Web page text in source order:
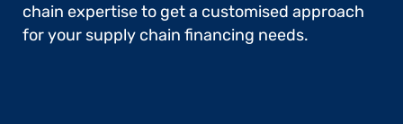
chain expertise to get a customised approach
for your supply chain financing needs.